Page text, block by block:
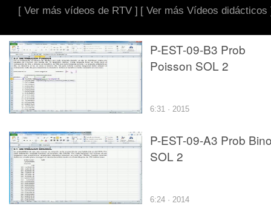
[ Ver más vídeos de RTV ] [ Ver más Vídeos didácticos
P-EST-09-B3 Prob
Poisson SOL 2
6:31 · 2015
P-EST-09-A3 Prob
SOL 2
6:24 · 2014